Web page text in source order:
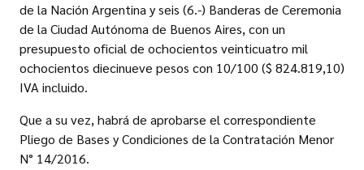
de la Nación Argentina y seis (6.-) Banderas de Ceremonia
de la Ciudad Autónoma de Buenos Aires, con un
presupuesto oficial de ochocientos veinticuatro mil
ochocientos diecinueve pesos con 10/100 ($ 824.819,10)
IVA incluido.
Que a su vez, habrá de aprobarse el correspondiente
Pliego de Bases y Condiciones de la Contratación Menor
N° 14/2016.